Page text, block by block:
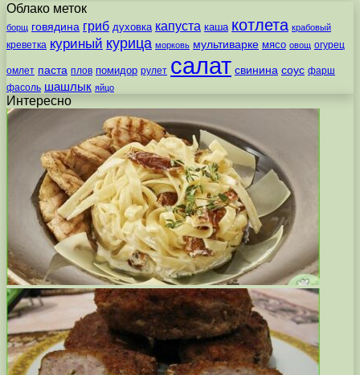
Облако меток
борщ говядина гриб духовка капуста каша котлета крабовый
креветка куриный курица морковь мультиварке мясо овощ огурец
омлет паста плов помидор рулет салат свинина соус фарш
фасоль шашлык яйцо
Интересно